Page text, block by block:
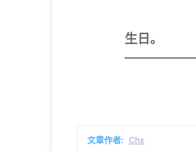
生日。
文章作者: Chx